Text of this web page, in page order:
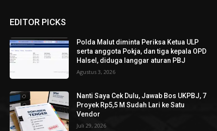
EDITOR PICKS
Polda Malut diminta Periksa Ketua ULP
serta anggota Pokja, dan tiga kepala OPD
Halsel, diduga langgar aturan PBJ
Agustus 3, 2026
Nanti Saya Cek Dulu, Jawab Bos UKPBJ, 7
Proyek Rp5,5 M Sudah Lari ke Satu
Vendor
Juli 29, 2026